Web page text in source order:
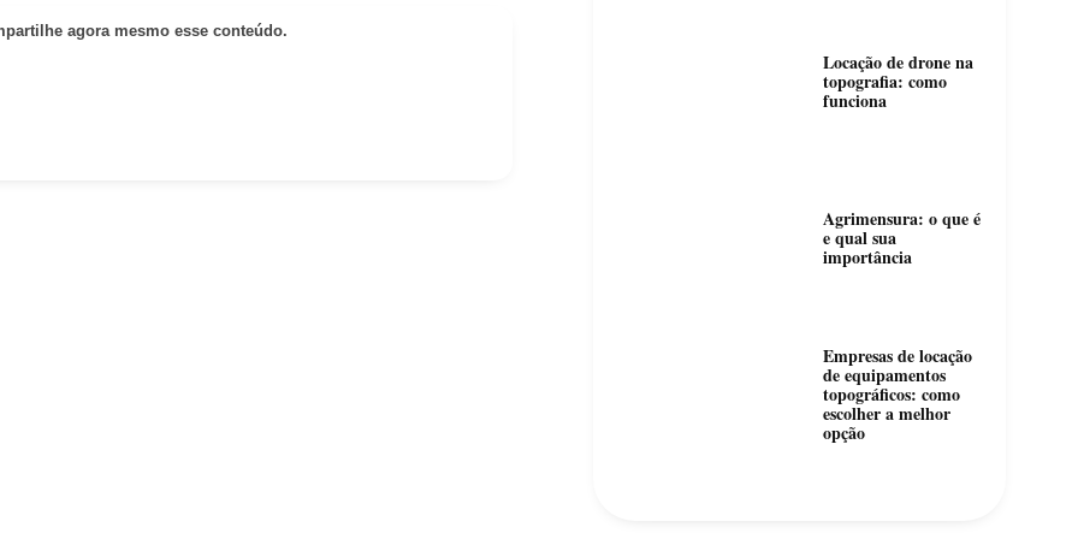
agora mesmo esse conteúdo.
Locação de drone na
topografia: como
funciona
Agrimensura: o que é
e qual sua
importância
Empresas de locação
de equipamentos
topográficos: como
escolher a melhor
opção